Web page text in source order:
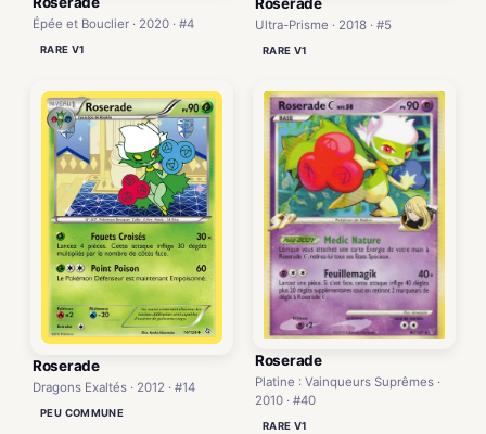
Épée et Bouclier · 2020 · #4
RARE V1
Ultra-Prisme · 2018 · #5
RARE V1
Roserade
Dragons Exaltés · 2012 · #14
PEU COMMUNE
Roserade
Platine : Vainqueurs Suprêmes ·
2010 · #40
RARE V1